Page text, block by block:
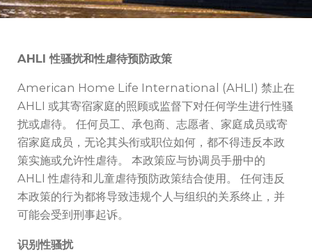
AHLI 性骚扰和性虐待预防政策
American Home Life International (AHLI) 禁止在
AHLI 或其寄宿家庭的照顾或监督下对任何学生进行性骚
扰或虐待。 任何员工、承包商、志愿者、家庭成员或寄
宿家庭成员，无论其头衔或职位如何，都不得违反本政
策实施或允许性虐待。 本政策应与协调员手册中的
AHLI 性虐待和儿童虐待预防政策结合使用。 任何违反
本政策的行为都将导致违规个人与组织的关系终止，并
可能会受到刑事起诉。
识别性骚扰